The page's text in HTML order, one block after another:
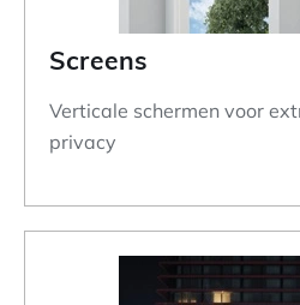
Screens
Verticale schermen voor
privacy